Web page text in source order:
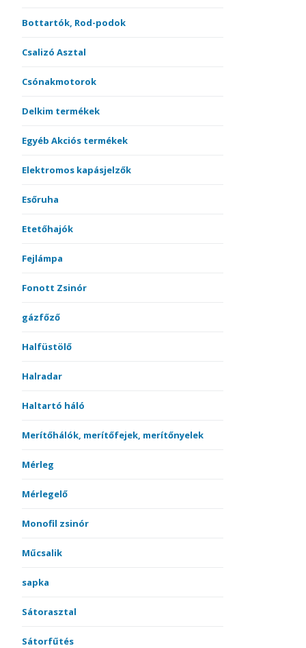
Bottartók, Rod-podok
Csalizó Asztal
Csónakmotorok
Delkim termékek
Egyéb Akciós termékek
Elektromos kapásjelzők
Esőruha
Etetőhajók
Fejlámpa
Fonott Zsinór
gázfőző
Halfüstölő
Halradar
Haltartó háló
Merítőhálók, merítőfejek, merítőnyelek
Mérleg
Mérlegelő
Monofil zsinór
Műcsalik
sapka
Sátorasztal
Sátorfűtés